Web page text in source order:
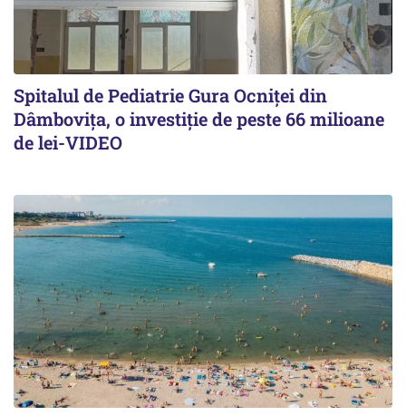
Spitalul de Pediatrie Gura Ocniței din
Dâmbovița, o investiție de peste 66 milioane
de lei-VIDEO